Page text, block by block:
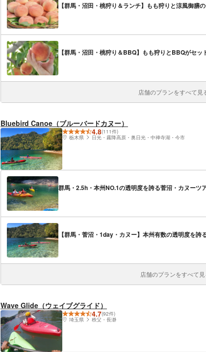
【群馬・沼田・桃狩り＆ランチ】もも狩りと涼風御膳
【群馬・沼田・桃狩り＆BBQ】もも狩りとBBQがセ
店舗のプランをすべて見
Bluebird Canoe（ブルーバードカヌー）
4.8(111件)
栃木県
日光・霧降高原・奥日光・中禅寺湖・今市
群馬・2.5h・本州NO.1の透明度を誇る菅沼・カヌーツ
【群馬・菅沼・1day・カヌー】本州有数の透明度を
店舗のプランをすべて
Wave Glide（ウェイブグライド）
4.7(92件)
埼玉県
秩父・長瀞